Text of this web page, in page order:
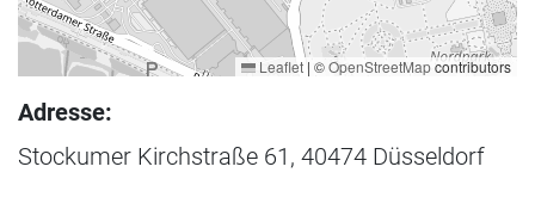
Leaflet | ©OpenStreetMapcontributors
Adresse:
Stockumer Kirchstraße 61, 40474 Düsseldorf